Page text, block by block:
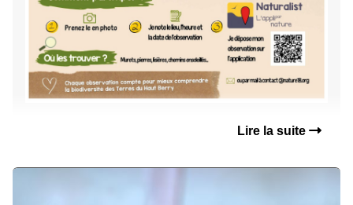
Lire la suite